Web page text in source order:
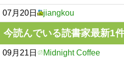
07月20日 jiangkou
今読んでいる読書家最新1
09月21日 Midnight Coffee